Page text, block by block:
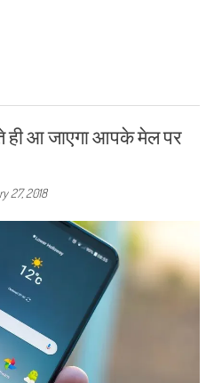
ही आ जाएगा आपके मेल पर
27, 2018